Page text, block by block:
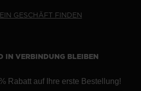
EIN GESCHÄFT FINDEN
IN VERBINDUNG BLEIBEN
Rabatt auf Ihre erste Bestellung!